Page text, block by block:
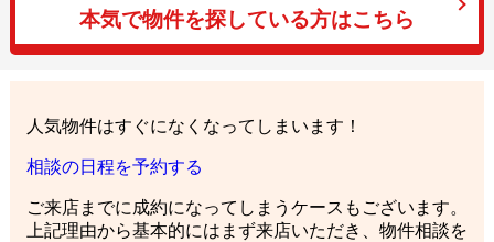
本気で物件を探している方はこちら
人気物件はすぐになくなってしまいます！
相談の日程を予約する
ご来店までに成約になってしまうケースもございます。
上記理由から基本的にはまず来店いただき、物件相談を